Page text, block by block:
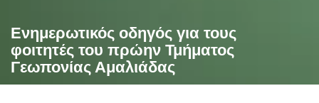
Ενημερωτικός οδηγός για τους
φοιτητές του πρώην Τμήματος
Γεωπονίας Αμαλιάδας